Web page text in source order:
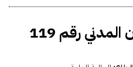
قانون رسوم الطيران المدني رقم 119